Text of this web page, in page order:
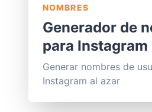
NOMBRES
Generador de
para Instagram
Generar nombres de
Instagram al azar